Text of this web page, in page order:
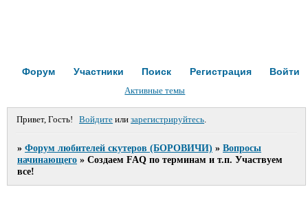
Форум Участники Поиск Регистрация Войти
Активные темы
Привет, Гость! Войдите илизарегистрируйтесь.
»Форум любителей скутеров (БОРОВИЧИ) »Вопросы
начинающего »Создаем FAQ по терминам и т.п. Участвуем
все!